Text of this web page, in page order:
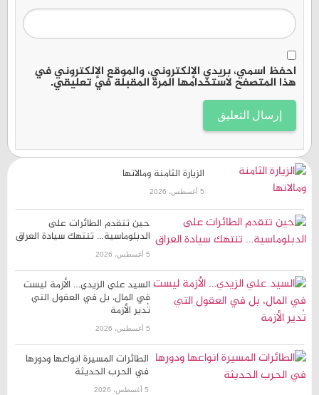
احفظ اسمي، بريدي الإلكتروني، والموقع الإلكتروني في
هذا المتصفح لاستخدامها المرة المقبلة في تعليقي.
الزيارة الثامنة ومالاتها
5 أغسطس، 2026
حين تتقدم الطائرات على
الدبلوماسية… تنتهك سيادة العراق
5 أغسطس، 2026
السيد علي الزيدي… الأزمة ليست
في المال، بل في العقول التي
تُدير الأزمة
5 أغسطس، 2026
الطائرات المسيرة انواعها ودورها
في الحرب الحديثة
5 أغسطس، 2026